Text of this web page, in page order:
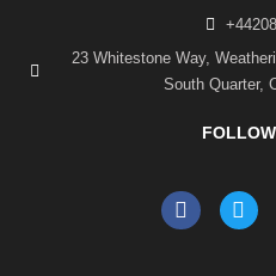
23 Whitestone Way,
South Quarter,
F
a
T
w